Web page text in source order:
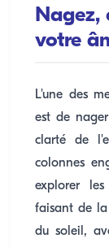
Nagez,
votre
L'une des
est de
clarté de
colonnes
explorer
faisant de
du soleil,